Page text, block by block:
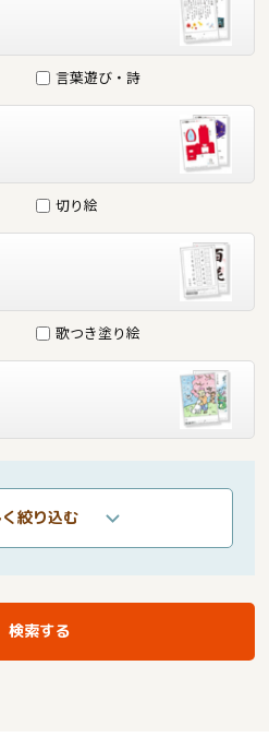
言葉遊び・詩
切り絵
歌つき塗り絵
絞り込む
検索する